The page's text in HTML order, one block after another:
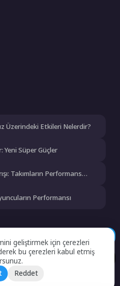
Üzerindeki Etkileri Nelerdir?
Yeni Süper Güçler
Takımların Performans
Performansı
geliştirmek için çerezleri
bu çerezleri kabul etmiş
Reddet